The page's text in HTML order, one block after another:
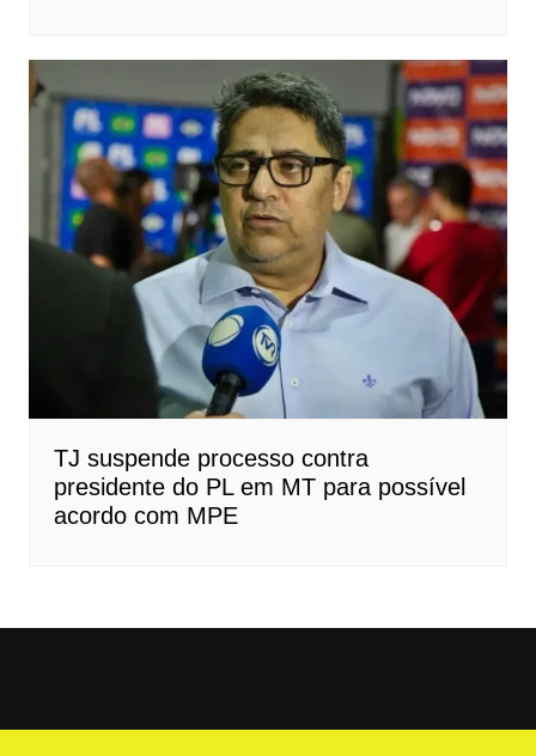
TJ suspende processo contra
presidente do PL em MT para possível
acordo com MPE